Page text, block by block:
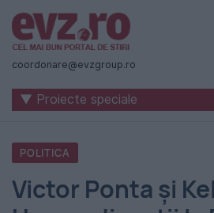
Știri
naționale
internaționale
România
-
coordonare@evzgroup.ro
▼ Proiecte speciale
POLITICA
Victor Ponta şi